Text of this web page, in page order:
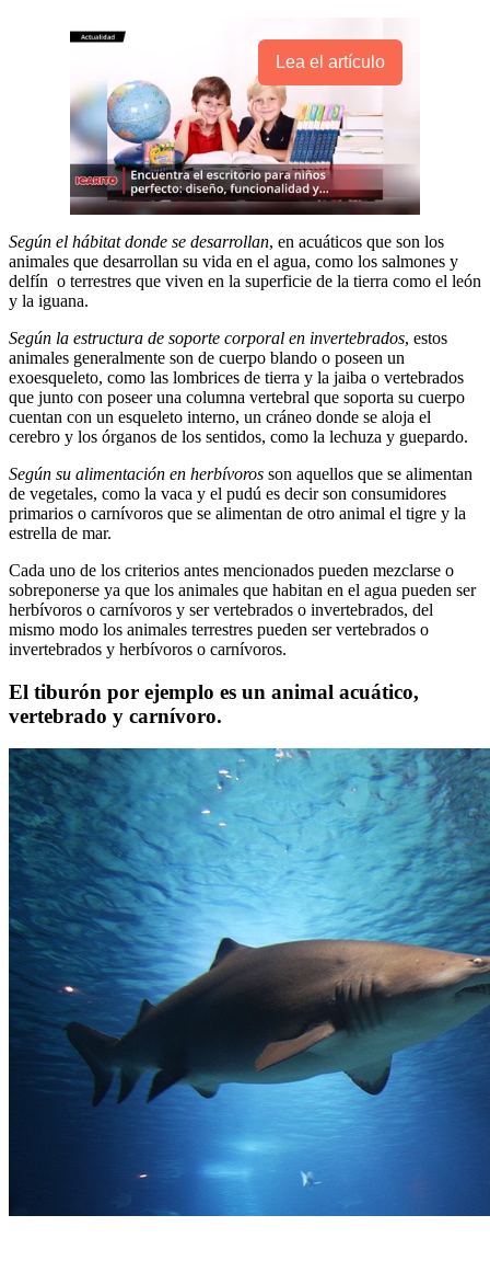
Lea el artículo
Según el hábitat donde se desarrollan, en acuáticos que son los
animales que desarrollan su vida en el agua, como los salmones y
delfín o terrestres que viven en la superficie de la tierra como el león
y la iguana.
Según la estructura de soporte corporal en invertebrados, estos
animales generalmente son de cuerpo blando o poseen un
exoesqueleto, como las lombrices de tierra y la jaiba o vertebrados
que junto con poseer una columna vertebral que soporta su cuerpo
cuentan con un esqueleto interno, un cráneo donde se aloja el
cerebro y los órganos de los sentidos, como la lechuza y guepardo.
Según su alimentación en herbívoros son aquellos que se alimentan
de vegetales, como la vaca y el pudú es decir son consumidores
primarios o carnívoros que se alimentan de otro animal el tigre y la
estrella de mar.
Cada uno de los criterios antes mencionados pueden mezclarse o
sobreponerse ya que los animales que habitan en el agua pueden ser
herbívoros o carnívoros y ser vertebrados o invertebrados, del
mismo modo los animales terrestres pueden ser vertebrados o
invertebrados y herbívoros o carnívoros.
El tiburón por ejemplo es un animal acuático,
vertebrado y carnívoro.